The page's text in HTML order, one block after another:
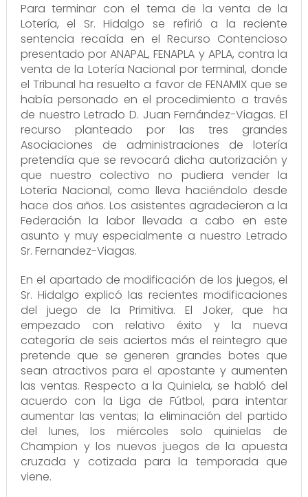
Para terminar con el tema de la venta de la
Lotería, el Sr. Hidalgo se refirió a la reciente
sentencia recaída en el Recurso Contencioso
presentado por ANAPAL, FENAPLA y APLA, contra la
venta de la Lotería Nacional por terminal, donde
el Tribunal ha resuelto a favor de FENAMIX que se
había personado en el procedimiento a través
de nuestro Letrado D. Juan Fernández-Viagas. El
recurso planteado por las tres grandes
Asociaciones de administraciones de lotería
pretendía que se revocará dicha autorización y
que nuestro colectivo no pudiera vender la
Lotería Nacional, como lleva haciéndolo desde
hace dos años. Los asistentes agradecieron a la
Federación la labor llevada a cabo en este
asunto y muy especialmente a nuestro Letrado
Sr. Fernandez-Viagas.
En el apartado de modificación de los juegos, el
Sr. Hidalgo explicó las recientes modificaciones
del juego de la Primitiva. El Joker, que ha
empezado con relativo éxito y la nueva
categoría de seis aciertos más el reintegro que
pretende que se generen grandes botes que
sean atractivos para el apostante y aumenten
las ventas. Respecto a la Quiniela, se habló del
acuerdo con la Liga de Fútbol, para intentar
aumentar las ventas; la eliminación del partido
del lunes, los miércoles solo quinielas de
Champion y los nuevos juegos de la apuesta
cruzada y cotizada para la temporada que
viene.